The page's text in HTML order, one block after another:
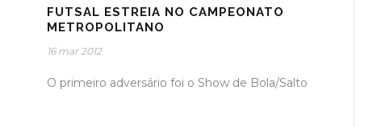
FUTSAL ESTREIA NO CAMPEONATO
METROPOLITANO
16 mar 2012
O primeiro adversário foi o Show de Bola/Salto